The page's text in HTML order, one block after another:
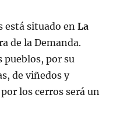
está situado enLa
de la Demanda.
pueblos, por su
de viñedos y
los cerros será un